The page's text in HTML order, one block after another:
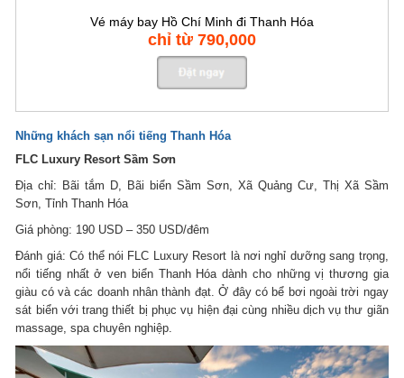
Vé máy bay Hồ Chí Minh đi Thanh Hóa
chỉ từ 790,000
Những khách sạn nổi tiếng Thanh Hóa
FLC Luxury Resort Sầm Sơn
Địa chỉ: Bãi tắm D, Bãi biển Sầm Sơn, Xã Quảng Cư, Thị Xã Sầm
Sơn, Tỉnh Thanh Hóa
Giá phòng: 190 USD – 350 USD/đêm
Đánh giá: Có thể nói FLC Luxury Resort là nơi nghỉ dưỡng sang trọng,
nổi tiếng nhất ở ven biển Thanh Hóa dành cho những vị thương gia
giàu có và các doanh nhân thành đạt. Ở đây có bể bơi ngoài trời ngay
sát biển với trang thiết bị phục vụ hiện đại cùng nhiều dịch vụ thư giãn
massage, spa chuyên nghiệp.